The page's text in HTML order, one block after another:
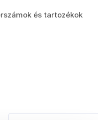
és tartozékok